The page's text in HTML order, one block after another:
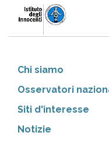
Chi siamo
Osservatori
Siti d'interesse
Notizie